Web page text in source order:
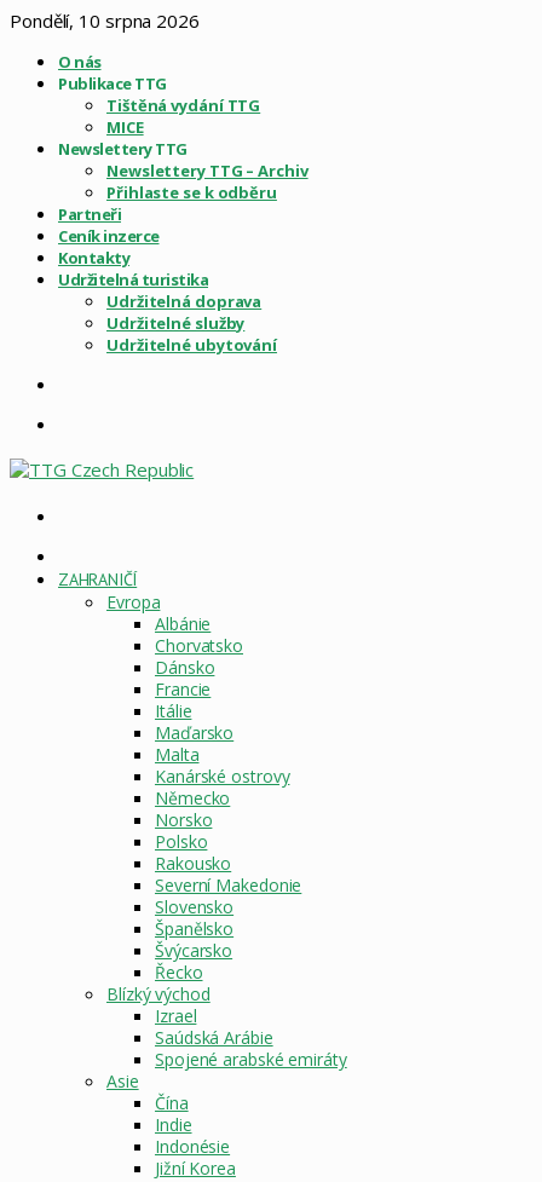
Pondělí, 10 srpna 2026
O nás
Publikace TTG
Tištěná vydání TTG
MICE
Newslettery TTG
Newslettery TTG – Archiv
Přihlaste se k odběru
Partneři
Ceník inzerce
Kontakty
Udržitelná turistika
Udržitelná doprava
Udržitelné služby
Udržitelné ubytování
STRÁNKA
ZAHRANIČÍ
Evropa
Albánie
Chorvatsko
Dánsko
Francie
Itálie
Maďarsko
Malta
Kanárské ostrovy
Německo
Norsko
Polsko
Rakousko
Severní Makedonie
Slovensko
Španělsko
Švýcarsko
Řecko
Blízký východ
Izrael
Saúdská Arábie
Spojené arabské emiráty
Asie
Čína
Indie
Indonésie
Jižní Korea